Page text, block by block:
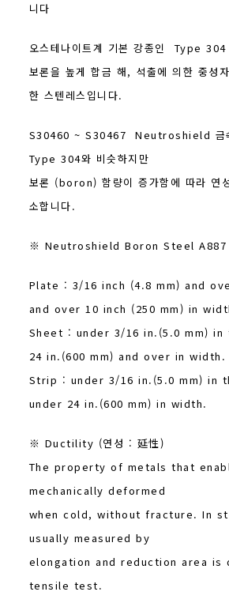
니다
오스테나이트계 기본 강종인 Type
보론을 높게 합금 해, 석출에 의한 중성
한 스텐레스입니다.
S30460 ~ S30467 Neutroshield 금
Type 304와 비슷하지만
보론 (boron) 함량이 증가함에 따라
소합니다.
※ Neutroshield Boron Steel A887
Plate : 3/16 inch (4.8 mm) and
and over 10 inch (250 mm) in
Sheet : under 3/16 in.(5.0 mm) in
24 in.(600 mm) and over in width.
Strip : under 3/16 in.(5.0 mm) in
under 24 in.(600 mm) in width.
※ Ductility (연성 : 延性)
The property of metals that
mechanically deformed
when cold, without fracture. In
usually measured by
elongation and reduction area is
tensile test.